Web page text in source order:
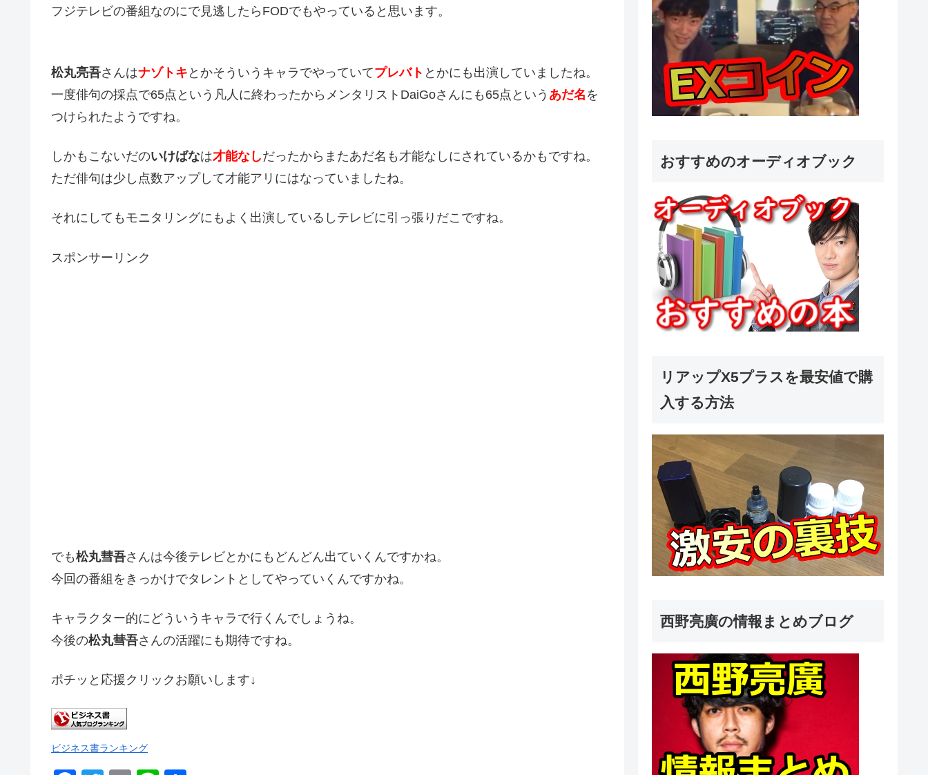
フジテレビの番組なのにで見逃したらFODでもやっていると思います。
松丸亮吾さんはナゾトキ とかそういうキャラでやっていてプレバト とかにも出演していましたね。
一度俳句の採点で65点という凡人に終わったからメンタリストDaiGoさんにも65点という あだ名 を
つけられたようですね。
しかもこないだのいけばなは才能なしだったからまたあだ名も才能なしにされているかもですね。
ただ俳句は少し点数アップして才能アリにはなっていましたね。
それにしてもモニタリングにもよく出演しているしテレビに引っ張りだこですね。
スポンサーリンク
でも松丸彗吾さんは今後テレビとかにもどんどん出ていくんですかね。
今回の番組をきっかけでタレントとしてやっていくんですかね。
キャラクター的にどういうキャラで行くんでしょうね。
今後の松丸彗吾さんの活躍にも期待ですね。
ポチッと応援クリックお願いします↓
ビジネス書ランキング
おすすめのオーディオブック
リアップX5プラスを最安値で購
入する方法
西野亮廣の情報まとめブログ